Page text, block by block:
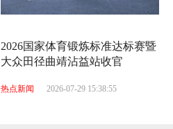
2026国家体育锻炼标准达标赛暨
大众田径曲靖沾益站收官
热点新闻 2026-07-29 15:38:55